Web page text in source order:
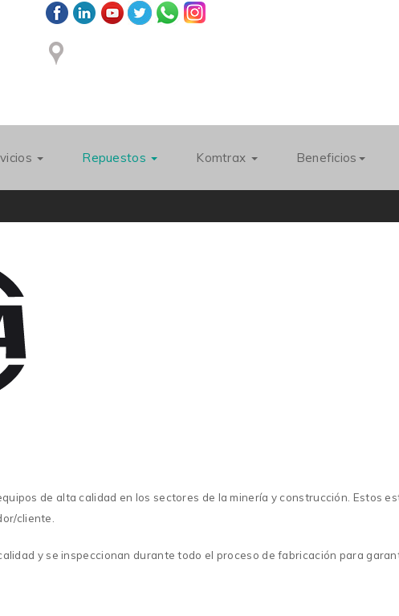
Repuestos Komtrax Beneficios
de alta calidad en los sectores de la minería y construcción. Estos
cliente.
y se inspeccionan durante todo el proceso de fabricación para